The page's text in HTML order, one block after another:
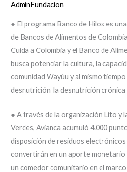
AdminFundacion
● El programa Banco de Hilos es
de Bancos de Alimentos de
Cuida a Colombia y el Banco de
busca potenciar la cultura, la
comunidad Wayúu y al mismo
desnutrición, la desnutrición crónica
● A través de la organización Lito y
Verdes, Avianca acumuló 4.000
disposición de residuos
convertirán en un aporte monetario
un comedor comunitario en el